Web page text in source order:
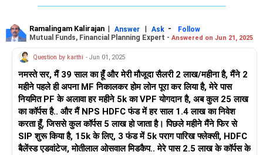
ऋण निवेश
स्थिरता के लिए अपने पोर्टफोलियो का एक हिस्सा ऋण साधनों में रखें। ऋण
म्यूचुअल फंड या सावधि जमा पर विचार करें।
पोर्टफोलियो की निगरानी और पुनर्संतुलन
नियमित समीक्षा
अपने पोर्टफोलियो की तिमाही समीक्षा करें। सुनिश्चित करें कि आपके निवेश
आपकी जोखिम सहनशीलता और लक्ष्यों के अनुरूप हों।
आवंटन समायोजित करें
आपका 1 करोड़ रुपये का स्वास्थ्य बीमा और तीन टर्म प्लान अच्छी कवरेज
प्रदान करते हैं। परिवार की सुरक्षा के लिए इन्हें बनाए रखें।
नियमित रूप से समीक्षा करें और समायोजित करें
अपने पोर्टफोलियो की सालाना समीक्षा करें। बाजार की स्थितियों और व्यक्तिगत
वित्तीय परिवर्तनों के आधार पर समायोजन करें।
एक प्रमाणित वित्तीय योजनाकार से परामर्श करें
करता है।
एनपीएस/पीपीएफ: इन दीर्घकालिक सेवानिवृत्ति-केंद्रित साधनों में 2 लाख
रुपये।
सुकन्या समृद्धि योजना: 2 लाख रुपये, आपकी बेटी के भविष्य के लिए एक अच्छी
योजना।
पुरानी बीमा पॉलिसियाँ और यूलिप: बीमा और निवेश को मिलाकर लगभग 5 लाख
रुपये।
Ramalingam Kalirajan | Answer | Ask -
Follow
Mutual Funds, Financial Planning Expert - Answered on Jun 21, 2025
Question by karthi - Jun 01, 2025
नमस्ते सर, मैं 39 साल का हूँ और मेरी मौजूदा सैलरी 2 लाख/महीना है, मैंने 2
महीने पहले ही अपना MF निकालकर होम लोन पूरा कर लिया है, मेरे पास
नियमित PF के अलावा हर महीने 5k का VPF योगदान है, अब कुल 25 लाख
का कॉर्पस है.. और मैं NPS HDFC फंड में हर साल 1.4 लाख का निवेश
करता हूँ, जिससे कुल कॉर्पस 5 लाख हो जाता है। पिछले महीने मैंने फिर से
SIP शुरू किया है, 15k के लिए, 3 फंड में 5k पराग पारिख फ्लेक्सी, HDFC
बैलेंस्ड एडवांटेज, मोतीलाल ओसवाल मिडकैप.. मेरे पास 2.5 लाख के कॉर्पस के